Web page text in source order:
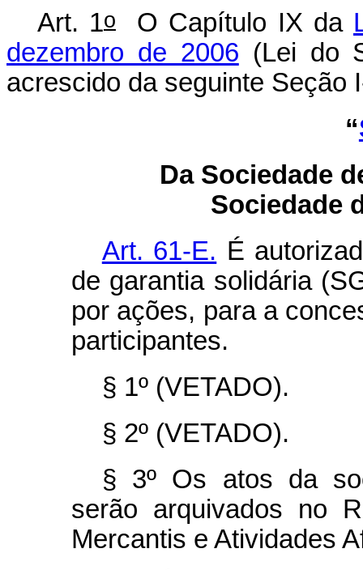
Art. 1oO Capítulo IX da
dezembro de 2006 (Lei do
acrescido da seguinte Seção
“
Da Sociedade
Sociedade
Art. 61-E. É
de garantia solidária
por ações, para a
participantes.
§ 1º (VETADO).
§ 2º (VETADO).
§ 3º Os atos da
serão arquivados no
Mercantis e Atividades